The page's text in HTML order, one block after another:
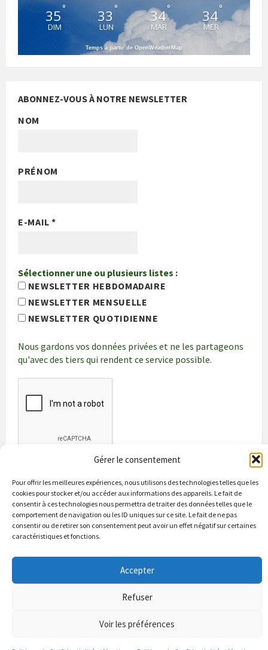
Gérer le consentement
Pour offrir les meilleures expériences, nous utilisons des technologies telles que les
cookies pour stocker et/ou accéder aux informations des appareils. Le fait de
consentir à ces technologies nous permettra de traiter des données telles que le
comportement de navigation ou les ID uniques sur ce site. Le fait de ne pas
consentir ou de retirer son consentement peut avoir un effet négatif sur certaines
caractéristiques et fonctions.
Accepter
Refuser
Voir les préférences
35°
DIM
33 °
LUN
34°
MAR
34°
MER
Temps à partir de OpenWeatherMap
ABONNEZ-VOUS À NOTRE NEWSLETTER
NOM
PRÉNOM
E-MAIL*
Sélectionner une ou plusieurs listes :
NEWSLETTER HEBDOMADAIRE
NEWSLETTER MENSUELLE
NEWSLETTER QUOTIDIENNE
Nous gardons vos données privées et ne les partageons
qu'avec des tiers qui rendent ce service possible.
Les bonnes adresses
© 2026 Site officiel de la commune de Puycapel dans le Cantal
Conformité à la loi RGPD
Puycapel.fr utilise des cookies pour améliorer les performance et
votre usage du site web. nous présumons de votre accord pour